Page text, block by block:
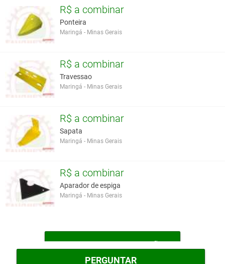
PERGUNTAR
R$ a combinar
Ponteira
Maringá - Minas Gerais
R$ a combinar
Travessao
Maringá - Minas Gerais
R$ a combinar
Sapata
Maringá - Minas Gerais
R$ a combinar
Aparador de espiga
Maringá - Minas Gerais